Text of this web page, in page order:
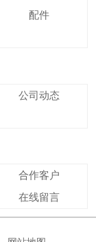
配件
公司动态
合作客户
在线留言